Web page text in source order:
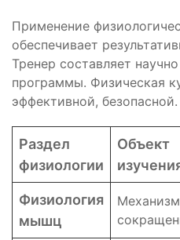
Применение
обеспечивает
Тренер составляет
программы. Физическая
эффективной, безопасной.
Раздел
физиологии
Объект
Физиология
мышц